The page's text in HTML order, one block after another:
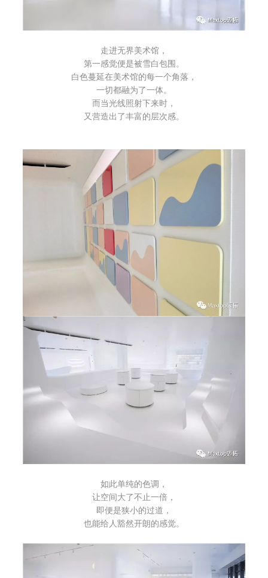
走进无界美术馆，
第一感觉便是被雪白包围。
白色蔓延在美术馆的每一个角落，
一切都融为了一体。
而当光线照射下来时，
又营造出了丰富的层次感。
如此单纯的色调，
让空间大了不止一倍，
即便是狭小的过道，
也能给人豁然开朗的感觉。